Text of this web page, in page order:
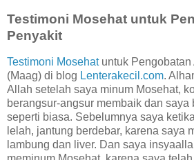
Testimoni Mosehat untuk
Penyakit
Testimoni Mosehatuntuk Pengobatan
(Maag) di blog Lenterakecil.com.
Allah setelah saya minum Mosehat,
berangsur-angsur membaik dan saya
seperti biasa. Sebelumnya saya
lelah, jantung berdebar, karena saya
lambung dan liver. Dan saya